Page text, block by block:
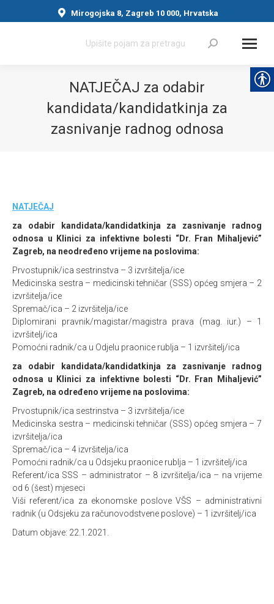
Mirogojska 8, Zagreb 10 000, Hrvatska
Search:
NATJEČAJ za odabir
kandidata/kandidatkinja za
zasnivanje radnog odnosa
NATJEČAJ
za odabir kandidata/kandidatkinja za zasnivanje radnog
odnosa u Klinici za infektivne bolesti “Dr. Fran Mihaljević”
Zagreb, na neodređeno vrijeme na poslovima:
Prvostupnik/ica sestrinstva – 3 izvršitelja/ice
Medicinska sestra – medicinski tehničar (SSS) općeg smjera – 2
izvršitelja/ice
Spremač/ica – 2 izvršitelja/ice
Diplomirani pravnik/magistar/magistra prava (mag. iur.) – 1
izvršitelj/ica
Pomoćni radnik/ca u Odjelu praonice rublja – 1 izvršitelj/ica
za odabir kandidata/kandidatkinja za zasnivanje radnog
odnosa u Klinici za infektivne bolesti “Dr. Fran Mihaljević”
Zagreb, na određeno vrijeme na poslovima:
Prvostupnik/ica sestrinstva – 3 izvršitelja/ice
Medicinska sestra – medicinski tehničar (SSS) općeg smjera – 7
izvršitelja/ica
Spremač/ica – 4 izvršitelja/ica
Pomoćni radnik/ca u Odsjeku praonice rublja – 1 izvršitelj/ica
Referent/ica SSS – administrator – 8 izvršitelja/ica – na vrijeme
od 6 (šest) mjeseci
Viši referent/ica za ekonomske poslove VŠS – administrativni
radnik (u Odsjeku za računovodstvene poslove) – 1 izvršitelj/ica
Datum objave: 22.1.2021.